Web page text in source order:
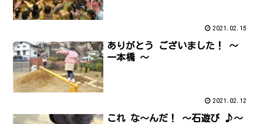
2021.02.15
ありがとう ございました！ ～
一本橋 ～
2021.02.12
これ な～んだ！ ～石遊び ♪～